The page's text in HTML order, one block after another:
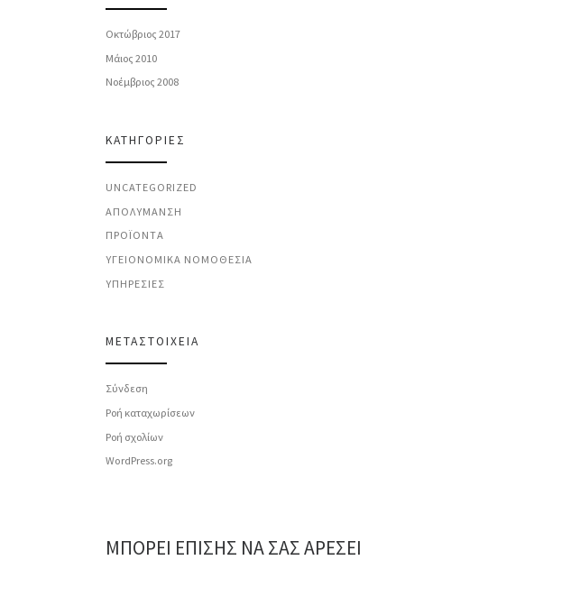
ΜΠΟΡΕΊ ΕΠΊΣΗΣ ΝΑ ΣΑΣ ΑΡΈΣΕΙ
Οκτώβριος 2017
Μάιος 2010
Νοέμβριος 2008
KΑΤΗΓΟΡΊΕΣ
UNCATEGORIZED
ΑΠΟΛΎΜΑΝΣΗ
ΠΡΟΪΌΝΤΑ
ΥΓΕΙΟΝΟΜΙΚΆ ΝΟΜΟΘΕΣΊΑ
ΥΠΗΡΕΣΊΕΣ
ΜΕΤΑΣΤΟΙΧΕΊΑ
Σύνδεση
Ροή καταχωρίσεων
Ροή σχολίων
WordPress.org